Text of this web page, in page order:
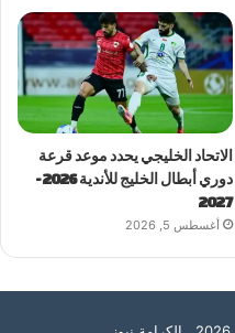
الاتحاد الخليجي يحدد موعد قرعة
دوري أبطال الخليج للأندية 2026-
2027
أغسطس 5, 2026